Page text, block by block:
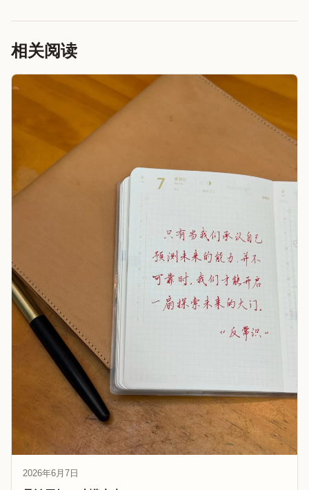
相关阅读
2026年6月7日